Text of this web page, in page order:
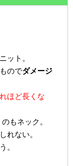
ット。
のでダメージ
ほど長くな
のもネック。
れない。
。